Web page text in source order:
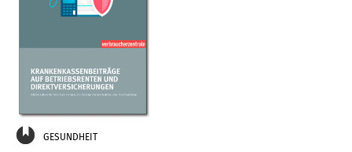
GESUNDHEIT